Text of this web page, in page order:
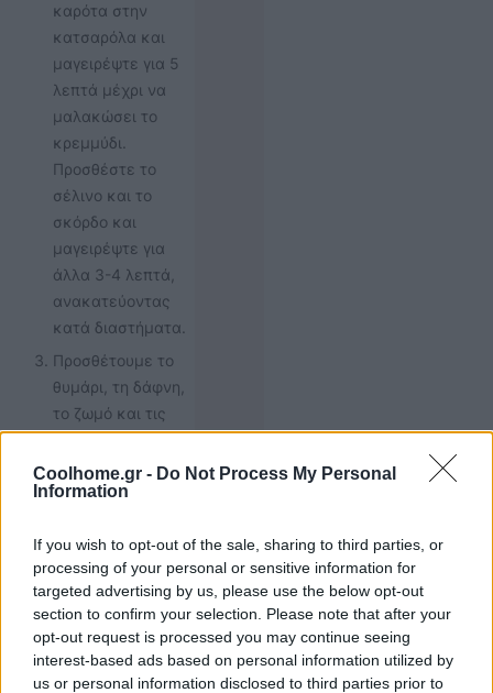
Coolhome.gr - Do Not Process My Personal
Information
If you wish to opt-out of the sale, sharing to third parties, or
processing of your personal or sensitive information for
targeted advertising by us, please use the below opt-out
section to confirm your selection. Please note that after your
opt-out request is processed you may continue seeing
interest-based ads based on personal information utilized by
us or personal information disclosed to third parties prior to
καρότα στην
κατσαρόλα και
μαγειρέψτε για 5
λεπτά μέχρι να
μαλακώσει το
κρεμμύδι.
Προσθέστε το
σέλινο και το
σκόρδο και
μαγειρέψτε για
άλλα 3-4 λεπτά,
ανακατεύοντας
κατά διαστήματα.
Προσθέτουμε το
θυμάρι, τη δάφνη,
το ζωμό και τις
ντομάτες,
ανακατεύουμε και
αφήνουμε να
Προσθέστε τις
φακές και
μαγειρέψτε για
20-25 λεπτά ή
μέχρι να
μαλακώσουν.